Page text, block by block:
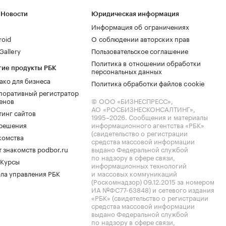
продукты РБК
для бизнеса
регистратор
сайтов
знакомств podbor.ru
управления РБК
Юридическая информация
Информация об ограничениях
О соблюдении авторских прав
Пользовательское соглашение
Политика в отношении обработки
персональных данных
Политика обработки файлов cookie
© ООО «БИЗНЕСПРЕСС»,
АО «РОСБИЗНЕСКОНСАЛТИНГ»,
1995–2026. Сообщения и материалы
информационного агентства «РБК»
(свидетельство о регистрации
средства массовой информации
выдано Федеральной службой
по надзору в сфере связи,
информационных технологий
и массовых коммуникаций
(Роскомнадзор) 09.12.2015 за номером
ИА №ФС77-63848) и сетевого издания
«РБК» (свидетельство о регистрации
средства массовой информации
выдано Федеральной службой
по надзору в сфере связи,